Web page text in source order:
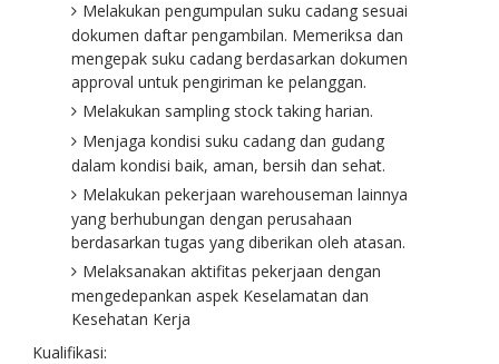
Melakukan pengumpulan suku cadang sesuai
dokumen daftar pengambilan. Memeriksa dan
mengepak suku cadang berdasarkan dokumen
approval untuk pengiriman ke pelanggan.
Melakukan sampling stock taking harian.
Menjaga kondisi suku cadang dan gudang
dalam kondisi baik, aman, bersih dan sehat.
Melakukan pekerjaan warehouseman lainnya
yang berhubungan dengan perusahaan
berdasarkan tugas yang diberikan oleh atasan.
Melaksanakan aktifitas pekerjaan dengan
mengedepankan aspek Keselamatan dan
Kesehatan Kerja
Kualifikasi: